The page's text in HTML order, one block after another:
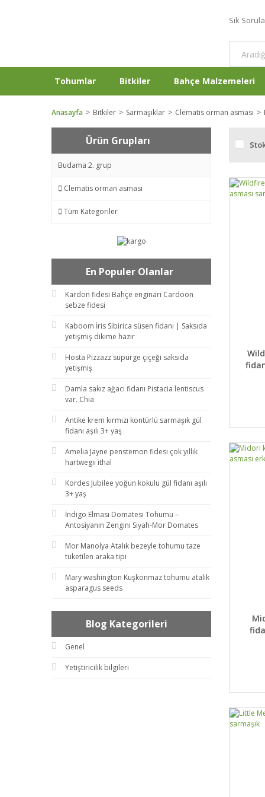
Sık
Tohumlar Bitkiler Bahçe Malzemeleri
Anasayfa Bitkiler Sarmaşıklar Clematis orman asması
Ürün Grupları
Budama 2. grup
Clematis orman asması
Tüm Kategoriler
En Populer Olanlar
Kardon fidesi Bahçe enginarı Cardoon
sebze fidesi
Kaboom İris Sibirica süsen fidanı | Saksıda
yetişmiş dikime hazır
Hosta Pizzazz süpürge çiçeği saksıda
yetişmiş
Damla sakız ağacı fidanı Pistacia lentiscus
var. Chia
Antike krem kırmızı kontürlü sarmaşık gül
fidanı aşılı 3+ yaş
Amelia Jayne penstemon fidesi çok yıllık
hartwegii ithal
Kordes Jubilee yoğun kokulu gül fidanı aşılı
3+ yaş
İndigo Elması Domatesi Tohumu –
Antosiyanin Zengini Siyah-Mor Domates
Mor Manolya Atalık bezeyle tohumu taze
tüketilen araka tipi
Mary washington Kuşkonmaz tohumu atalık
asparagus seeds
Blog Kategorileri
Genel
Yetiştiricilik bilgileri